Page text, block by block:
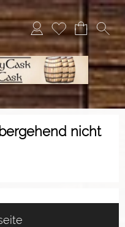
nicht